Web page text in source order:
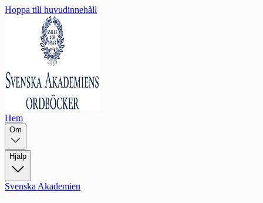
Hoppa till huvudinnehåll
Hem
Om
Hjälp
Svenska Akademien